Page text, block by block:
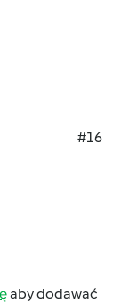
#16
aby dodawać